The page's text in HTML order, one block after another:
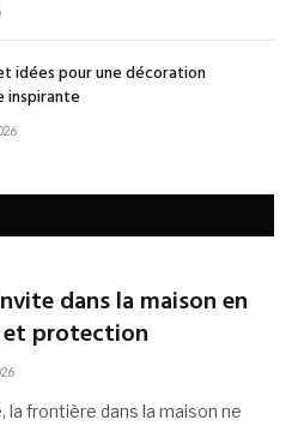
idées pour une décoration
inspirante
dans la maison en
et protection
frontière dans la maison ne